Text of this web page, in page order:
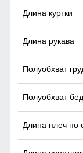
бретели и